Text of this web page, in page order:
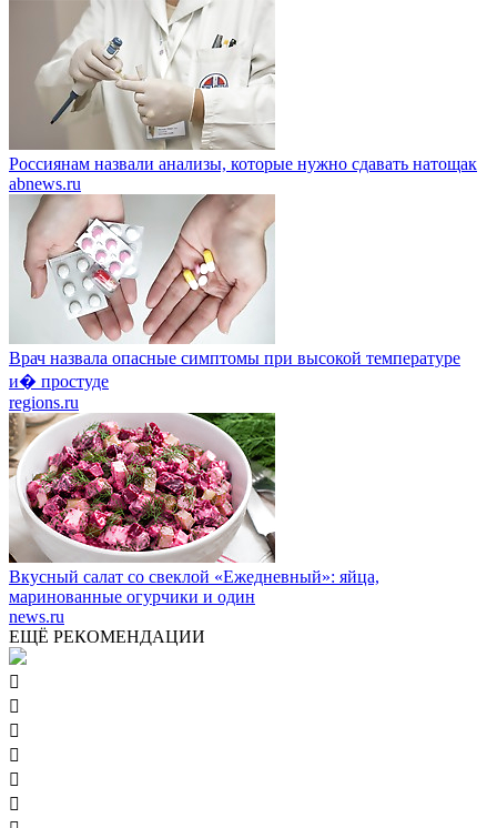
Россиянам назвали анализы, которые нужно сдавать натощак
abnews.ru
Врач назвала опасные симптомы при высокой температуре
и� простуде
regions.ru
Вкусный салат со свеклой «Ежедневный»: яйца,
маринованные огурчики и один
news.ru
ЕЩЁ РЕКОМЕНДАЦИИ





